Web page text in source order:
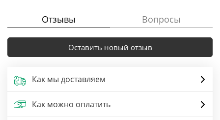
Отзывы Вопросы
Оставить новый отзыв
Как мы доставляем
Как можно оплатить